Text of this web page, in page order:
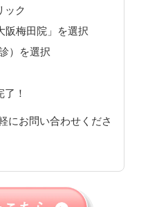
ック
阪梅田院」を選択
）を選択
！
にお問い合わせくださ